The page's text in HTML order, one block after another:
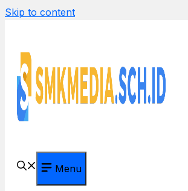
Skip to content
Menu